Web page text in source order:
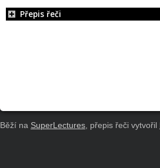
Přepis řeči
Běží na SuperLectures, přepis řeči vytvořil